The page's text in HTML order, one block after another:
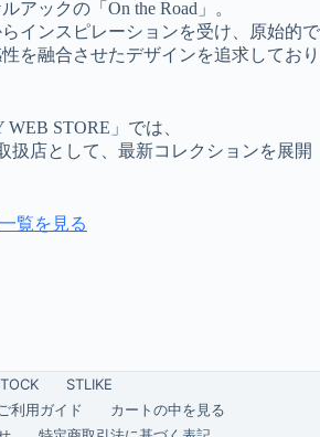
アックの「On the Road」。
インスピレーションを受け、原始的で
を融合させたデザインを追求しており
STORE」では、
扱店として、最新コレクションを展開
覧を見る
STLIKE
ご利用ガイド
カートの中を見る